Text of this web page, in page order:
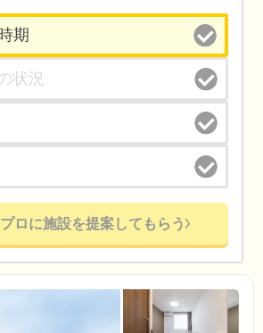
プロに施設を提案してもらう